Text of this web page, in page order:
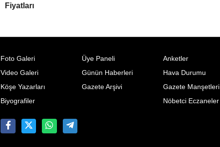
Fiyatları
Foto Galeri
Video Galeri
Köşe Yazarları
Biyografiler
Üye Paneli
Günün Haberleri
Gazete Arşivi
Anketler
Hava Durumu
Gazete Manşetleri
Nöbetci Eczaneler